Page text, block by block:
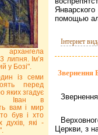
помощью
Інтернет
Звернення
Церкви, з
липня. Ім’я
у Бозі".
із семи
перед
яких згадує
Іван в
вам і мир
був і хто
духів, які -